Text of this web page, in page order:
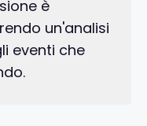
è
un'analisi
eventi che